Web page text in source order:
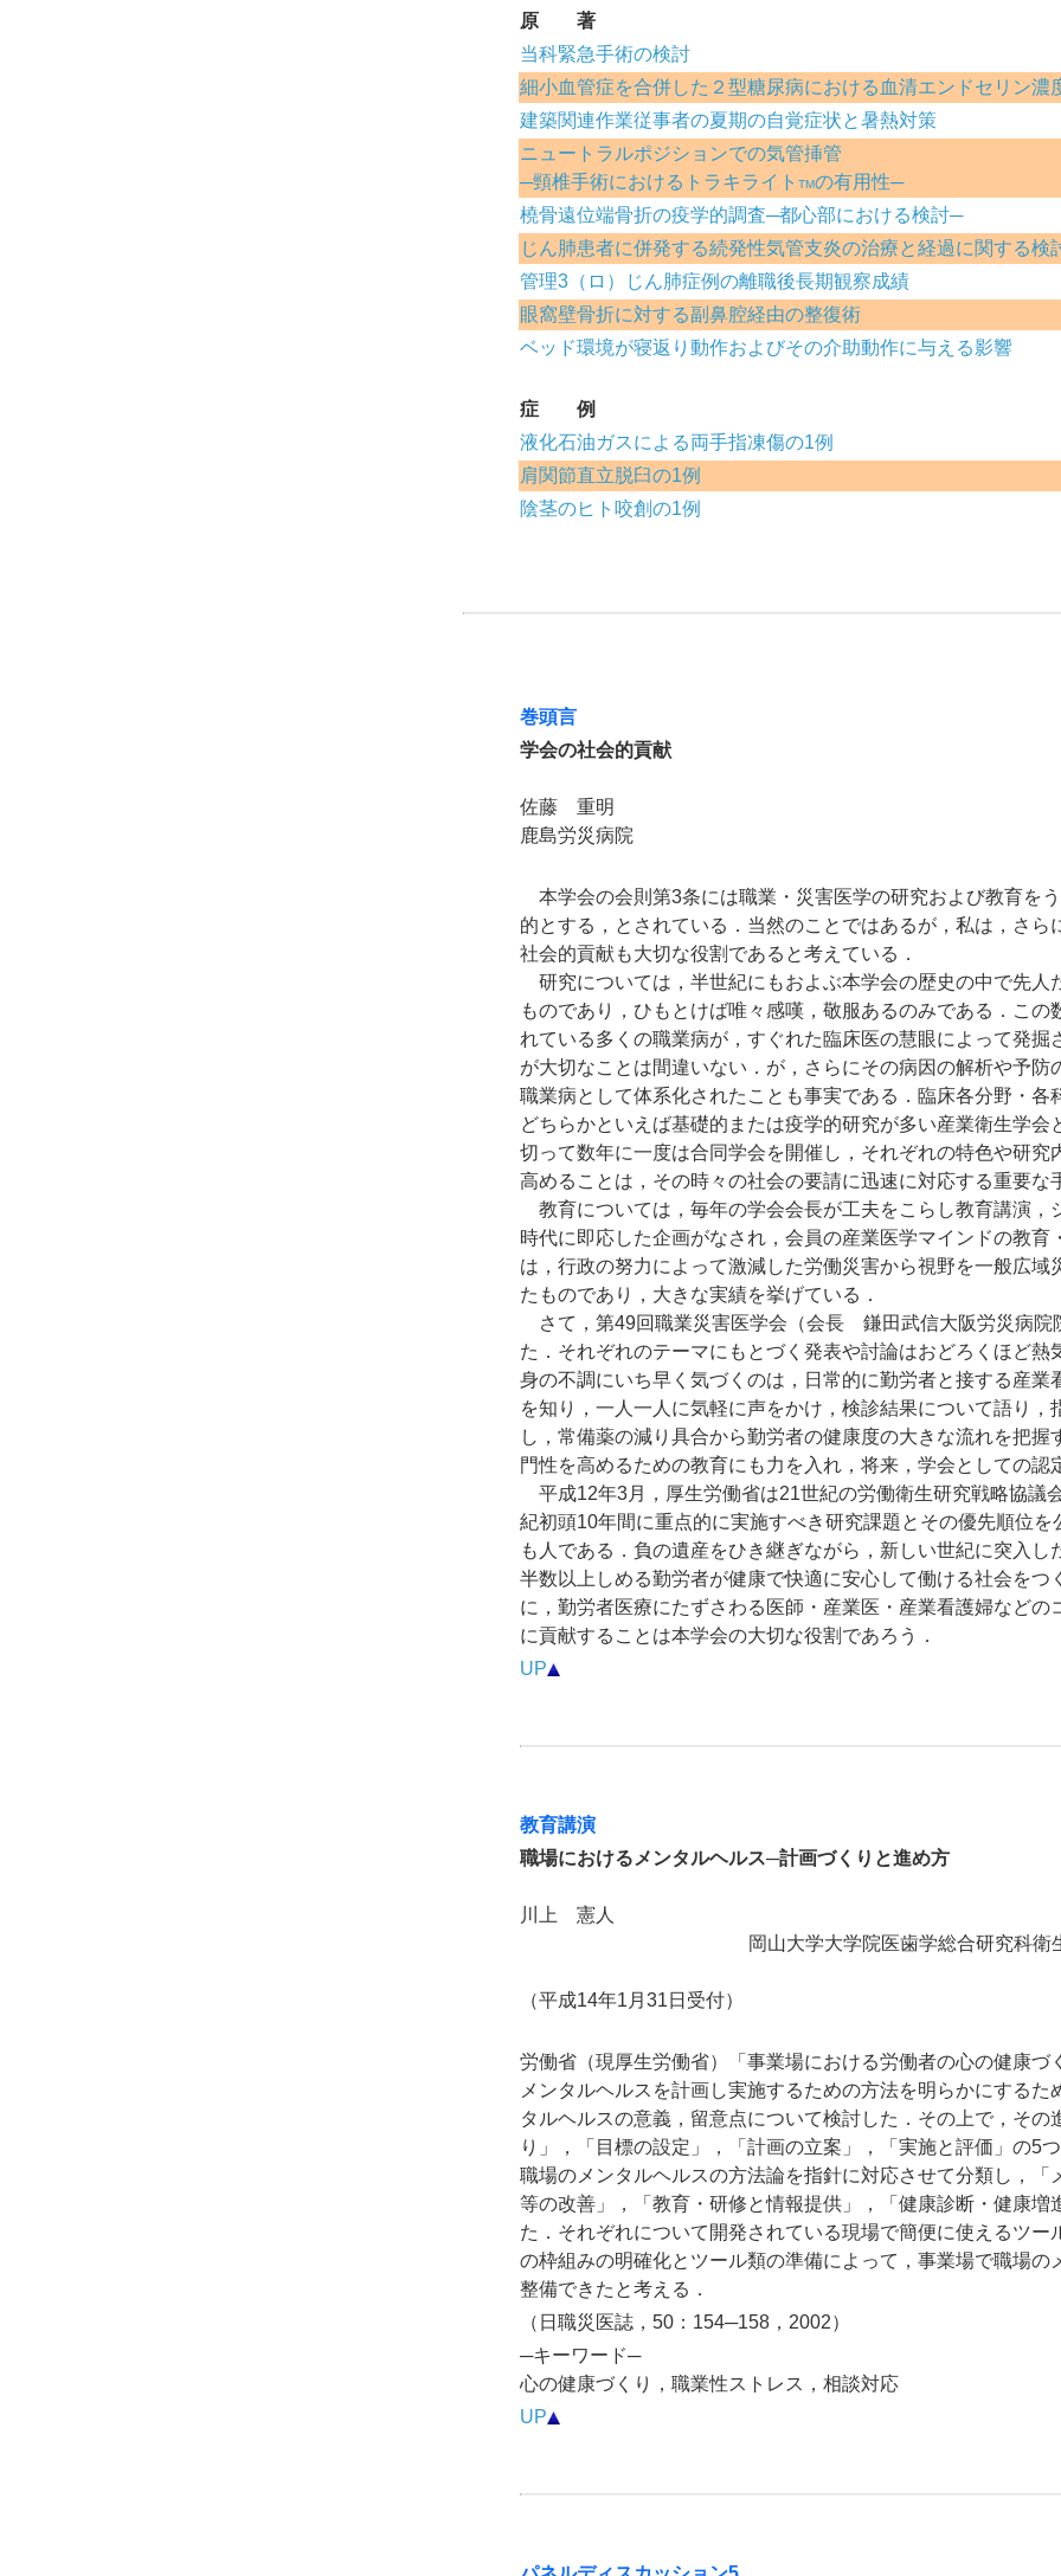
原 著
当科緊急手術の検討
細小血管症を合併した２型糖尿病における血清エンドセリン濃
建築関連作業従事者の夏期の自覚症状と暑熱対策
ニュートラルポジションでの気管挿管
─頸椎手術におけるトラキライト TMの有用性─
橈骨遠位端骨折の疫学的調査─都心部における検討─
じん肺患者に併発する続発性気管支炎の治療と経過に関する検
管理3（ロ）じん肺症例の離職後長期観察成績
眼窩壁骨折に対する副鼻腔経由の整復術
ベッド環境が寝返り動作およびその介助動作に与える影響
症 例
液化石油ガスによる両手指凍傷の1例
肩関節直立脱臼の1例
陰茎のヒト咬創の1例
巻頭言
学会の社会的貢献
佐藤 重明
鹿島労災病院
本学会の会則第3条には職業・災害医学の研究および教育を
的とする，とされている．当然のことではあるが，私は，さ
社会的貢献も大切な役割であると考えている．
研究については，半世紀にもおよぶ本学会の歴史の中で先人
ものであり，ひもとけば唯々感嘆，敬服あるのみである．こ
れている多くの職業病が，すぐれた臨床医の慧眼によって発
が大切なことは間違いない．が，さらにその病因の解析や予防
職業病として体系化されたことも事実である．臨床各分野・各
どちらかといえば基礎的または疫学的研究が多い産業衛生学
切って数年に一度は合同学会を開催し，それぞれの特色や研
高めることは，その時々の社会の要請に迅速に対応する重要な
教育については，毎年の学会会長が工夫をこらし教育講演，
時代に即応した企画がなされ，会員の産業医学マインドの教
は，行政の努力によって激減した労働災害から視野を一般広域
たものであり，大きな実績を挙げている．
さて，第49回職業災害医学会（会長 鎌田武信大阪労災病院
た．それぞれのテーマにもとづく発表や討論はおどろくほど
身の不調にいち早く気づくのは，日常的に勤労者と接する産
を知り，一人一人に気軽に声をかけ，検診結果について語り
し，常備薬の減り具合から勤労者の健康度の大きな流れを把
門性を高めるための教育にも力を入れ，将来，学会としての認
平成12年3月，厚生労働省は21世紀の労働衛生研究戦略協
紀初頭10年間に重点的に実施すべき研究課題とその優先順位
も人である．負の遺産をひき継ぎながら，新しい世紀に突入
半数以上しめる勤労者が健康で快適に安心して働ける社会を
に，勤労者医療にたずさわる医師・産業医・産業看護婦など
に貢献することは本学会の大切な役割であろう．
UP
教育講演
職場におけるメンタルヘルス─計画づくりと進め方
川上 憲人
岡山大学大学院医歯学総合研究科衛
（平成14年1月31日受付）
労働省（現厚生労働省）「事業場における労働者の心の健康
メンタルヘルスを計画し実施するための方法を明らかにする
タルヘルスの意義，留意点について検討した．その上で，その
り」，「目標の設定」，「計画の立案」，「実施と評価」の5
職場のメンタルヘルスの方法論を指針に対応させて分類し，
等の改善」，「教育・研修と情報提供」，「健康診断・健康
た．それぞれについて開発されている現場で簡便に使えるツ
の枠組みの明確化とツール類の準備によって，事業場で職場
整備できたと考える．
（日職災医誌，50：154─158，2002）
─キーワード─
心の健康づくり，職業性ストレス，相談対応
UP